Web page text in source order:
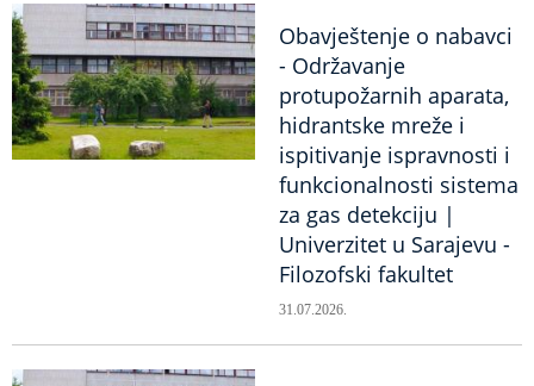
Obavještenje o nabavci
- Održavanje
protupožarnih aparata,
hidrantske mreže i
ispitivanje ispravnosti i
funkcionalnosti sistema
za gas detekciju |
Univerzitet u Sarajevu -
Filozofski fakultet
31.07.2026.